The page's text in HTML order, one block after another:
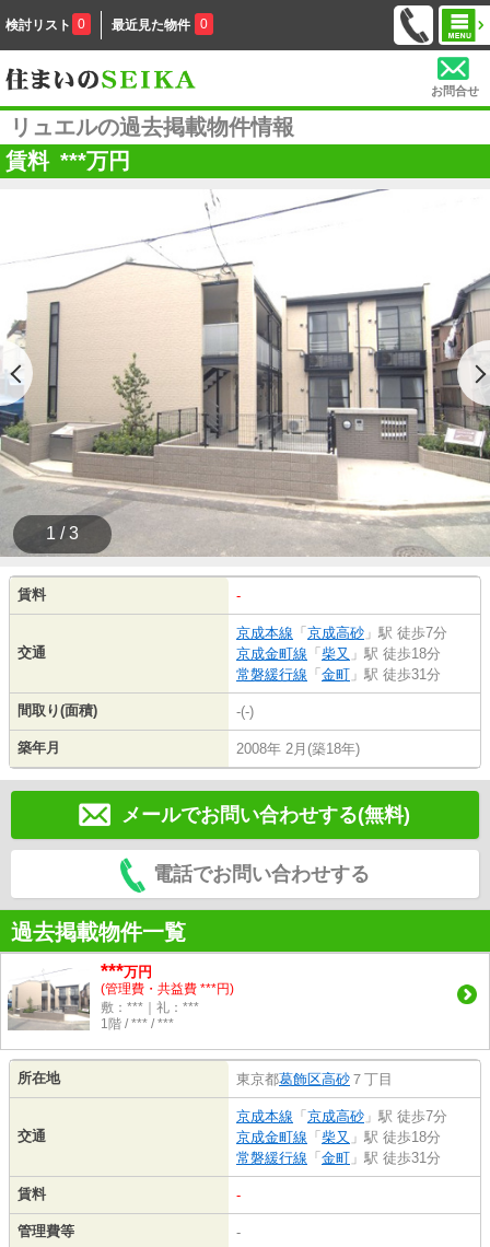
検討リスト 0 最近見た物件 0
お問合せ
リュエルの過去掲載物件情報
賃料 ***万円
1 / 3
賃料 -
交通
京成本線 「 京成高砂 」駅 徒歩7分
京成金町線 「 柴又 」駅 徒歩18分
常磐緩行線 「 金町 」駅 徒歩31分
間取り(面積) -(-)
築年月 2008年 2月(築18年)
メールでお問い合わせする(無料)
電話でお問い合わせする
過去掲載物件一覧
***万円
(管理費・共益費 ***円)
敷：***｜礼：***
1階 / *** / ***
所在地 東京都葛飾区高砂 ７丁目
交通
京成本線 「 京成高砂 」駅 徒歩7分
京成金町線 「 柴又 」駅 徒歩18分
常磐緩行線 「 金町 」駅 徒歩31分
賃料 -
管理費等 -